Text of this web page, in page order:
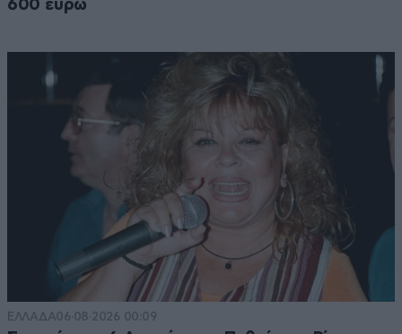
600 ευρώ
ΕΛΛΑΔΑ06·08·2026 00:09